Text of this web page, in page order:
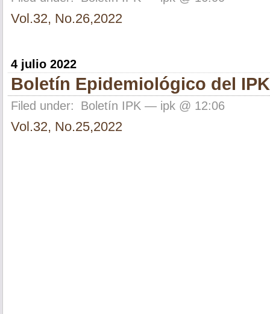
Vol.32, No.26,2022
4 julio 2022
Boletín Epidemiológico del
Filed under: Boletín IPK — ipk @ 12:06
Vol.32, No.25,2022